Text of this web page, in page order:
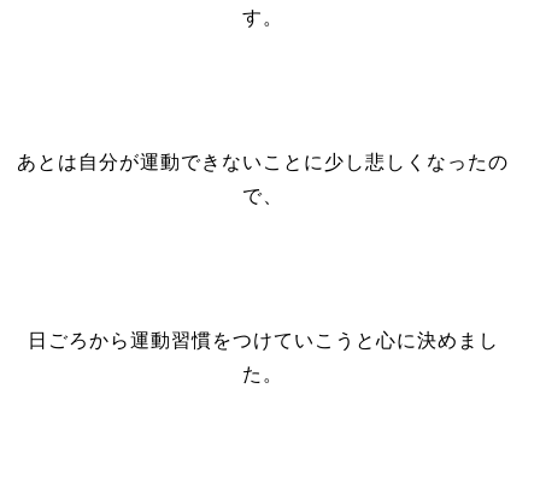
す。
あとは自分が運動できないことに少し悲しくなったの
で、
日ごろから運動習慣をつけていこうと心に決めまし
た。